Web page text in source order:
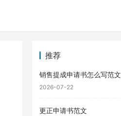
推荐
销售提成申请书怎么写范文
2026-07-22
更正申请书范文